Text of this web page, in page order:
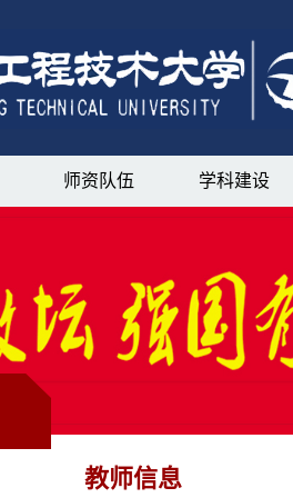
师资队伍 学科建设
教师信息